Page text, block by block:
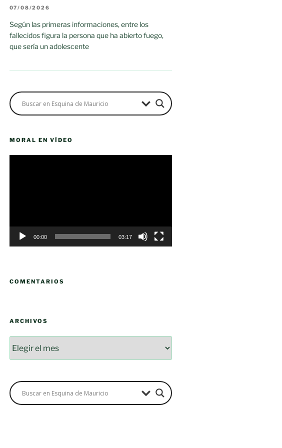
07/08/2026
Según las primeras informaciones, entre los
fallecidos figura la persona que ha abierto fuego,
que sería un adolescente
MORAL EN VÍDEO
00:00 03:17
COMENTARIOS
ARCHIVOS